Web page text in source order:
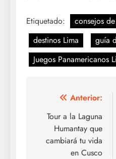
Etiquetado:
consejos
destinos Lima
guía
Juegos Panamericanos
Navegación
de
entradas
Anterior:
Tour a la Laguna
Humantay que
cambiará tu vida
en Cusco